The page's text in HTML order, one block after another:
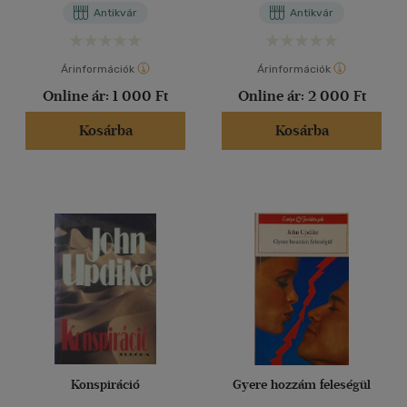
Antikvár
Árinformációk
Online ár: 1 000 Ft
Kosárba
Antikvár
Árinformációk
Online ár: 2 000 Ft
Kosárba
Konspiráció Gyere hozzám feleségül